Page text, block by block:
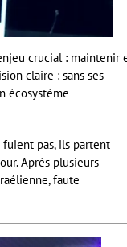
crucial : maintenir
claire : sans ses
écosystème
pas, ils partent
Après plusieurs
faute